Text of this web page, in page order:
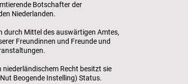
Botschafter der
Niederlanden.
durch Mittel des auswärtigen Amtes,
Freundinnen und Freunde und
Recht besitzt sie
Beogende Instelling) Status.